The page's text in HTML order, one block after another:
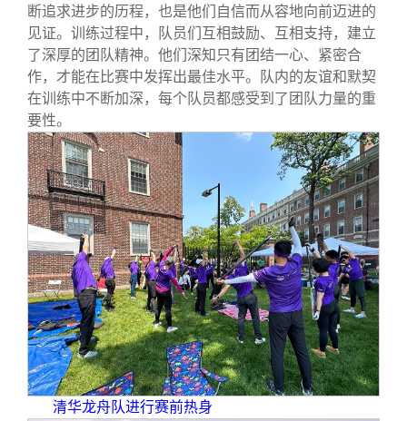
断追求进步的历程，也是他们自信而从容地向前迈进的
见证。训练过程中，队员们互相鼓励、互相支持，建立
了深厚的团队精神。他们深知只有团结一心、紧密合
作，才能在比赛中发挥出最佳水平。队内的友谊和默契
在训练中不断加深，每个队员都感受到了团队力量的重
要性。
清华龙舟队进行赛前热身